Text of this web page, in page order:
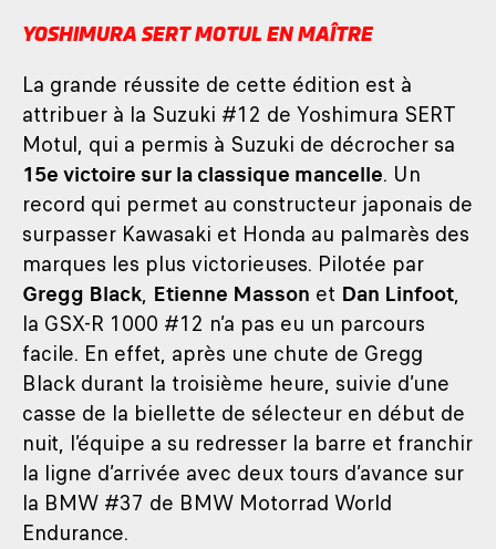
YOSHIMURA SERT MOTUL EN MAÎTRE
La grande réussite de cette édition est à
attribuer à la Suzuki #12 de Yoshimura SERT
Motul, qui a permis à Suzuki de décrocher sa
15e victoire sur la classique mancelle. Un
record qui permet au constructeur japonais de
surpasser Kawasaki et Honda au palmarès des
marques les plus victorieuses. Pilotée par
Gregg Black, Etienne Masson et Dan Linfoot,
la GSX-R 1000 #12 n’a pas eu un parcours
facile. En effet, après une chute de Gregg
Black durant la troisième heure, suivie d’une
casse de la biellette de sélecteur en début de
nuit, l’équipe a su redresser la barre et franchir
la ligne d’arrivée avec deux tours d’avance sur
la BMW #37 de BMW Motorrad World
Endurance.